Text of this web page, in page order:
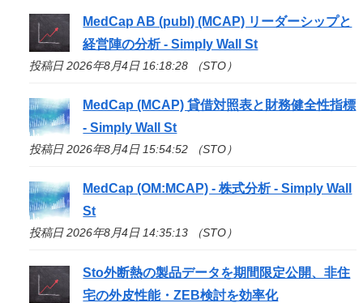
MedCap AB (publ) (MCAP) リーダーシップと
経営陣の分析 - Simply Wall St
投稿日 2026年8月4日 16:18:28 （STO）
MedCap (MCAP) 貸借対照表と財務健全性指標
- Simply Wall St
投稿日 2026年8月4日 15:54:52 （STO）
MedCap (OM:MCAP) - 株式分析 - Simply Wall
St
投稿日 2026年8月4日 14:35:13 （STO）
Sto外断熱の製品データを期間限定公開、非住
宅の外皮性能・ZEB検討を効率化